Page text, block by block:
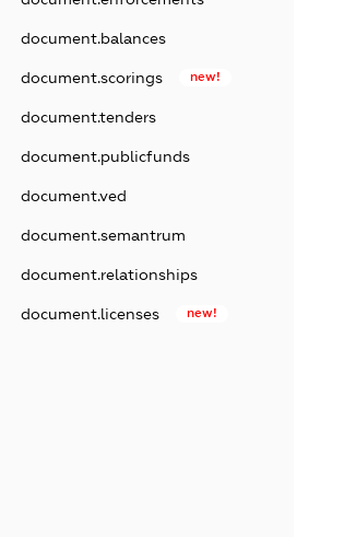
document.balances
document.scorings new!
document.tenders
document.publicfunds
document.ved
document.semantrum
document.relationships
document.licenses new!